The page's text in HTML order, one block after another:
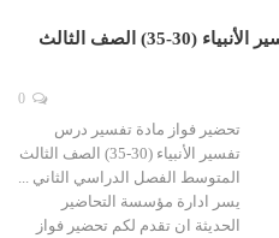
تحضير فواز مادة تفسير درس تفسير الأنبياء (30-35) الصف الثالث
تحضير فواز مادة تفسير درس
تفسير الأنبياء (30-35) الصف الثالث
المتوسط الفصل الدراسي الثاني ...
يسر ادارة مؤسسة التحاضير
الحديثة ان تقدم لكم تحضير فواز